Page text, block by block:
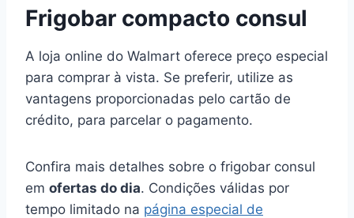
Frigobar compacto consul
A loja online do Walmart oferece preço especial
para comprar à vista. Se preferir, utilize as
vantagens proporcionadas pelo cartão de
crédito, para parcelar o pagamento.
Confira mais detalhes sobre o frigobar consul
em ofertas do dia. Condições válidas por
tempo limitado na página especial de